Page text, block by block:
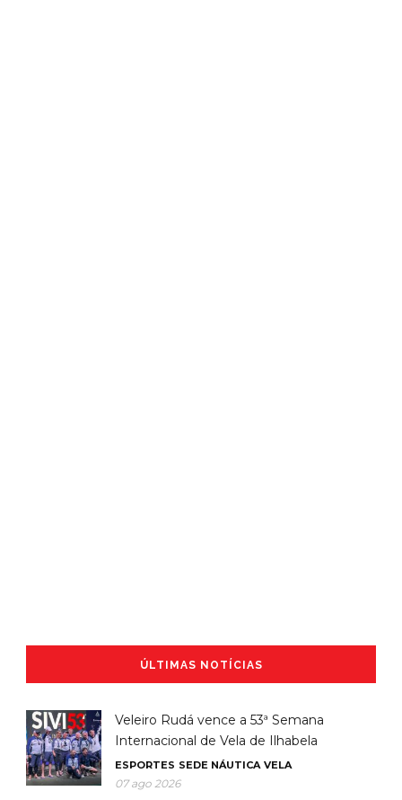
ÚLTIMAS NOTÍCIAS
Veleiro Rudá vence a 53ª Semana
Internacional de Vela de Ilhabela
ESPORTES SEDE NÁUTICA VELA
07 ago 2026